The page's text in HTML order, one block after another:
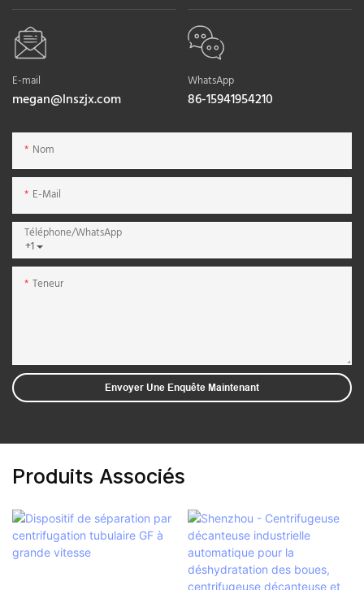
E-mail
megan@lnszjx.com
WhatsApp
86-15941954210
Nom
E-Mail
+1
Téléphone/WhatsApp
Teneur
Envoyer Une Enquête Maintenant
Produits Associés